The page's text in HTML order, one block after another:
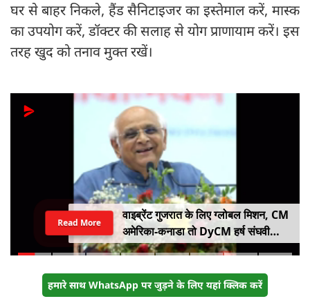
घर से बाहर निकले, हैंड सैनिटाइजर का इस्तेमाल करें, मास्क
का उपयोग करें, डॉक्टर की सलाह से योग प्राणायाम करें। इस
तरह खुद को तनाव मुक्त रखें।
वाइब्रेंट गुजरात के लिए ग्लोबल मिशन, CM
अमेरिका-कनाडा तो DyCM हर्ष संघवी
संभालेंगे जापान-यूरोप का मोर्चा
Read More
हमारे साथ WhatsApp पर जुड़ने के लिए यहां क्लिक करें